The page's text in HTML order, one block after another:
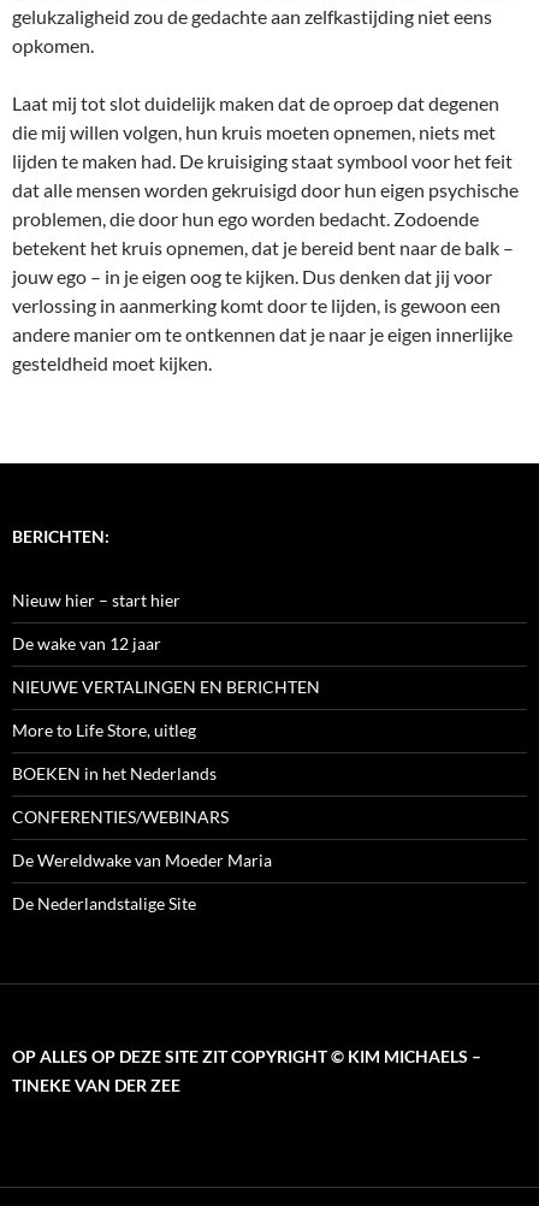
gelukzaligheid zou de gedachte aan zelfkastijding niet eens
opkomen.
Laat mij tot slot duidelijk maken dat de oproep dat degenen
die mij willen volgen, hun kruis moeten opnemen, niets met
lijden te maken had. De kruisiging staat symbool voor het feit
dat alle mensen worden gekruisigd door hun eigen psychische
problemen, die door hun ego worden bedacht. Zodoende
betekent het kruis opnemen, dat je bereid bent naar de balk –
jouw ego – in je eigen oog te kijken. Dus denken dat jij voor
verlossing in aanmerking komt door te lijden, is gewoon een
andere manier om te ontkennen dat je naar je eigen innerlijke
gesteldheid moet kijken.
BERICHTEN:
Nieuw hier – start hier
De wake van 12 jaar
NIEUWE VERTALINGEN EN BERICHTEN
More to Life Store, uitleg
BOEKEN in het Nederlands
CONFERENTIES/WEBINARS
De Wereldwake van Moeder Maria
De Nederlandstalige Site
OP ALLES OP DEZE SITE ZIT COPYRIGHT © KIM MICHAELS –
TINEKE VAN DER ZEE